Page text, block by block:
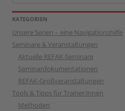
KATEGORIEN
Unsere Serien – eine Navigationshilfe
Seminare & Veranstaltungen
Aktuelle REFAK-Seminare
Seminardokumentationen
REFAK-Großveranstaltungen
Tools & Tipps für Trainer:innen
Methoden